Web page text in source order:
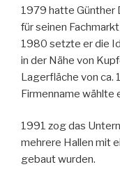
1979 hatte Günther
für seinen
1980 setzte er die
in der Nähe von
Lagerfläche von ca.
Firmenname wählte
1991 zog das
mehrere Hallen mit
gebaut wurden.